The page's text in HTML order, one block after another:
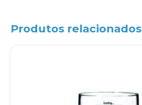
Produtos relacionados